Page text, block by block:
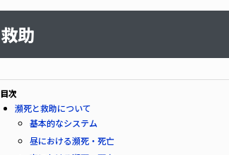
救助
目次
瀕死と救助について
基本的なシステム
昼における瀕死・死亡